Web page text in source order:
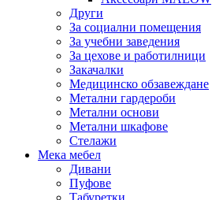
Други
За социални помещения
За учебни заведения
За цехове и работилници
Закачалки
Медицинско обзавеждане
Метални гардероби
Метални основи
Метални шкафове
Стелажи
Мека мебел
Дивани
Пуфове
Табуретки